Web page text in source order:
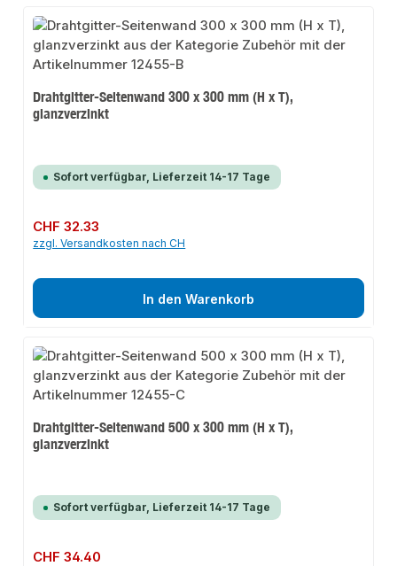
Drahtgitter-Seitenwand 300 x 300 mm (H x T),
glanzverzinkt
Sofort verfügbar, Lieferzeit 14-17 Tage
Regulärer Preis:
CHF 32.33
zzgl. Versandkosten nach CH
In den Warenkorb
Drahtgitter-Seitenwand 500 x 300 mm (H x T),
glanzverzinkt
Sofort verfügbar, Lieferzeit 14-17 Tage
Regulärer Preis:
CHF 34.40